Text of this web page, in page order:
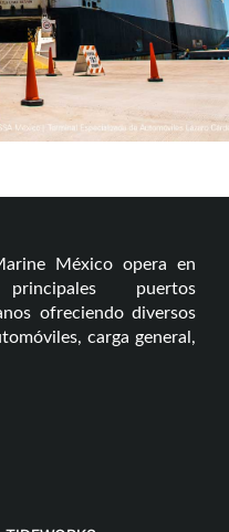
México opera en
puertos
ofreciendo diversos
carga general,